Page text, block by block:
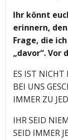
Ihr könnt
erinnern,
Frage, die
„davor“. Vor
ES IST NICHT
BEI UNS
IMMER ZU
IHR SEID
SEID IMMER